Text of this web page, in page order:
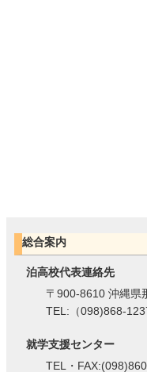
総合案内
泊高校代表連絡先
〒900-8610 沖縄県
TEL:（098)868-
就学支援センター
TEL・